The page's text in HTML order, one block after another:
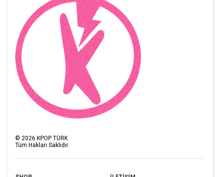
©2026 KPOP TÜRK
Tüm Hakları Saklıdır.